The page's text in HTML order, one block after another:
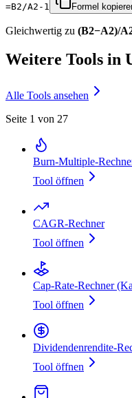
=B2/A2-1 Formel
Gleichwertig zu (B2−A2)/
Weitere Tools in
Alle Tools ansehen
Seite 1 von 27
Tool öffnen
CAGR-Rechner
Tool öffnen
Cap‑Rate‑Rechner
Tool öffnen
Tool öffnen